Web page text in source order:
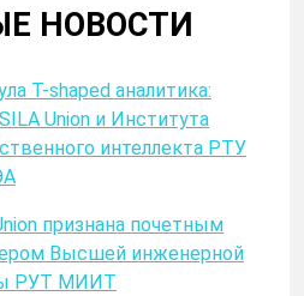
НОВОСТИ
T-shaped аналитика:
Union и Института
интеллекта РТУ
признана почетным
Высшей инженерной
РУТ МИИТ